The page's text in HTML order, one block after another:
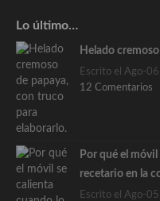
Lo último…
Helado
Escrito el Ago-
12 Comentarios
Por qué el
recetario en la
Escrito el Ago-